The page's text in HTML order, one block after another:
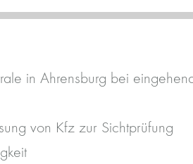
in Ahrensburg bei
von Kfz zur Sichtprüfung